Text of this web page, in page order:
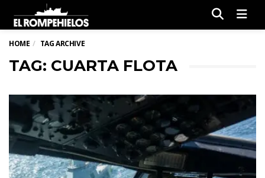
HOME TAG ARCHIVE
TAG: CUARTA FLOTA